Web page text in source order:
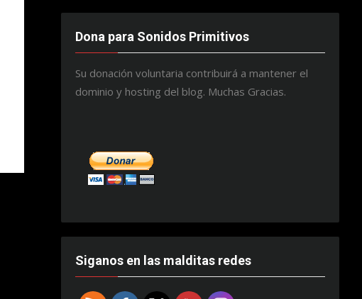
Dona para Sonidos Primitivos
Su donación voluntaria contribuirá a mantener el
dominio y hosting del blog. Muchas Gracias.
Siganos en las malditas redes